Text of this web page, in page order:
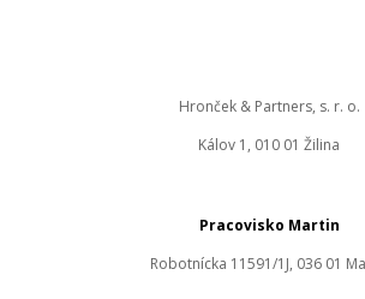
Pracovisko Martin
Robotnícka 11591/1J, 036 01
Hronček & Partners, s. r. o.
Kálov 1, 010 01 Žilina